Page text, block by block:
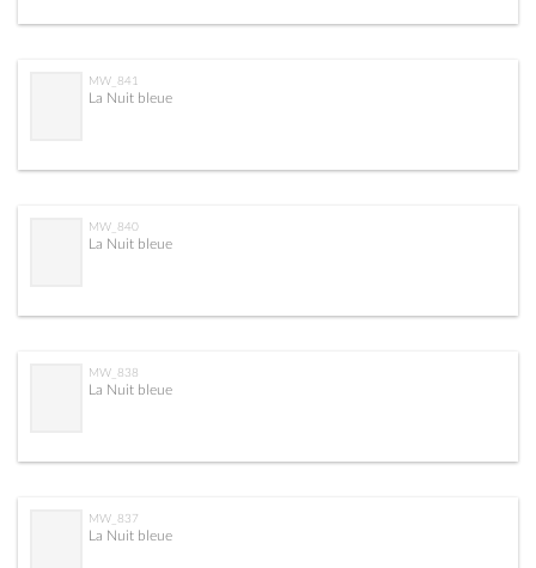
MW_841
La Nuit bleue
MW_840
La Nuit bleue
MW_838
La Nuit bleue
MW_837
La Nuit bleue